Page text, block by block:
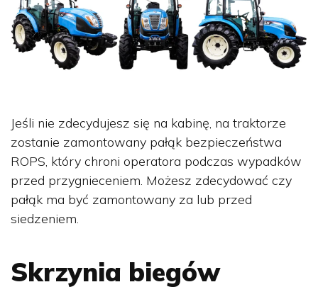
Jeśli nie zdecydujesz się na kabinę, na traktorze
zostanie zamontowany pałąk bezpieczeństwa
ROPS, który chroni operatora podczas wypadków
przed przygnieceniem. Możesz zdecydować czy
pałąk ma być zamontowany za lub przed
siedzeniem.
Skrzynia biegów